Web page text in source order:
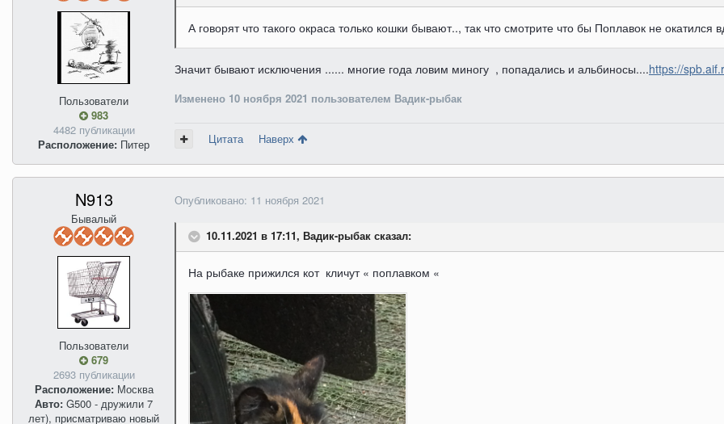
Пользователи
983
4482 публикации
Расположение: Питер
А говорят что такого окраса только кошки бывают.., так что смотрите что бы Поплавок не окатился
Значит бывают исключения ...... многие года ловим миногу , попадались и альбиносы....https://
Изменено 10 ноября 2021 пользователем Вадик-рыбак
Цитата Наверх
N913
Бывалый
Пользователи
679
2693 публикации
Расположение:Москва
Авто: G500 - дружили 7
лет), присматриваю новый
Опубликовано: 11 ноября 2021
10.11.2021 в 17:11, Вадик-рыбак сказал:
На рыбаке прижился кот кличут « поплавком «